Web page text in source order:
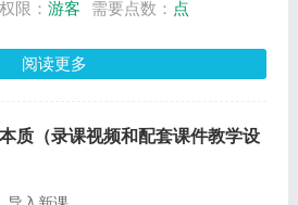
动：围绕习近平总书记关于“绿水青山
与“金山银山”是一对矛盾吗？在乡村振
中，如何运用矛盾的基本属性的知识准
限： 游客 需要点数： 点
阅读更多
质（录课视频和配套课件教学设